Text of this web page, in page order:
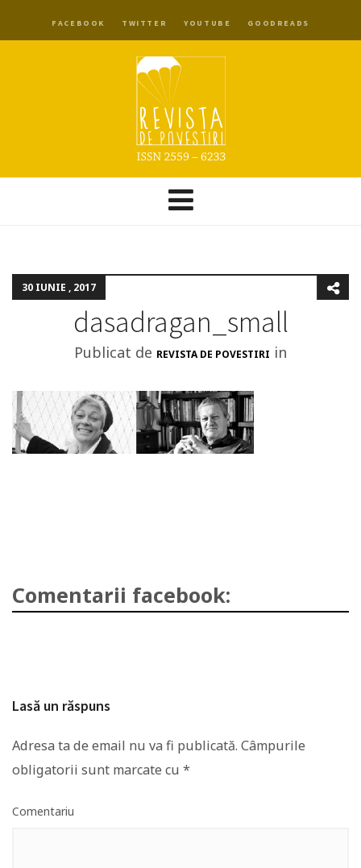
FACEBOOK TWITTER YOUTUBE GOODREADS
30 IUNIE , 2017
dasadragan_small
Publicat de REVISTA DE POVESTIRI in
Comentarii facebook:
Lasă un răspuns
Adresa ta de email nu va fi publicată. Câmpurile
obligatorii sunt marcate cu *
Comentariu